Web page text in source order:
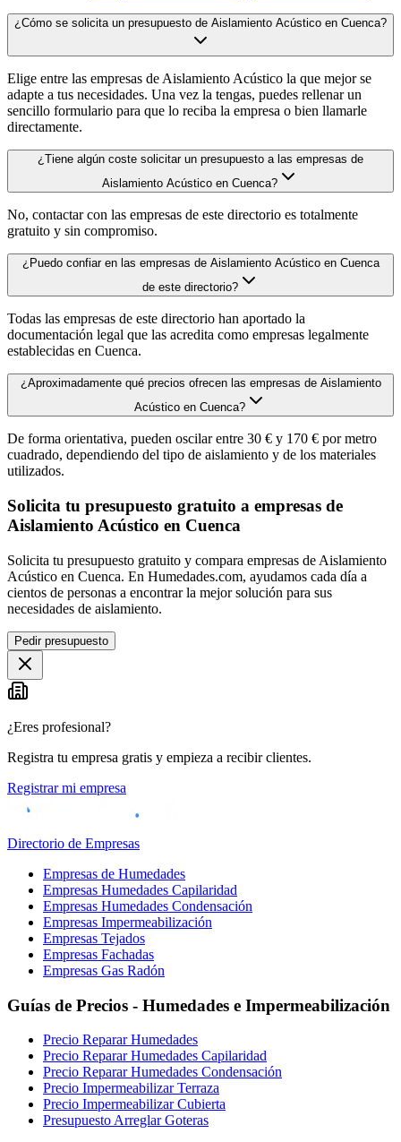
¿Cómo se solicita un presupuesto de Aislamiento Acústico en Cuenca?
Elige entre las empresas de Aislamiento Acústico la que mejor se
adapte a tus necesidades. Una vez la tengas, puedes rellenar un
sencillo formulario para que lo reciba la empresa o bien llamarle
directamente.
¿Tiene algún coste solicitar un presupuesto a las empresas de
Aislamiento Acústico en Cuenca?
No, contactar con las empresas de este directorio es totalmente
gratuito y sin compromiso.
¿Puedo confiar en las empresas de Aislamiento Acústico en Cuenca
de este directorio?
Todas las empresas de este directorio han aportado la
documentación legal que las acredita como empresas legalmente
establecidas en Cuenca.
¿Aproximadamente qué precios ofrecen las empresas de Aislamiento
Acústico en Cuenca?
De forma orientativa, pueden oscilar entre 30 € y 170 € por metro
cuadrado, dependiendo del tipo de aislamiento y de los materiales
utilizados.
Solicita tu presupuesto gratuito a empresas de
Aislamiento Acústico en Cuenca
Solicita tu presupuesto gratuito y compara empresas de Aislamiento
Acústico en Cuenca. En Humedades.com, ayudamos cada día a
cientos de personas a encontrar la mejor solución para sus
necesidades de aislamiento.
Pedir presupuesto
¿Eres profesional?
Registra tu empresa gratis y empieza a recibir clientes.
Registrar mi empresa
Directorio de Empresas
Empresas de Humedades
Empresas Humedades Capilaridad
Empresas Humedades Condensación
Empresas Impermeabilización
Empresas Tejados
Empresas Fachadas
Empresas Gas Radón
Guías de Precios - Humedades e Impermeabilización
Precio Reparar Humedades
Precio Reparar Humedades Capilaridad
Precio Reparar Humedades Condensación
Precio Impermeabilizar Terraza
Precio Impermeabilizar Cubierta
Presupuesto Arreglar Goteras